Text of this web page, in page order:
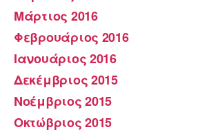
Μάρτιος 2016
Φεβρουάριος 2016
Ιανουάριος 2016
Δεκέμβριος 2015
Νοέμβριος 2015
Οκτώβριος 2015